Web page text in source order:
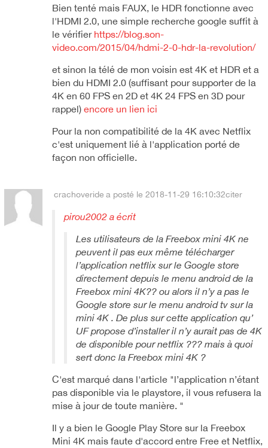
Bien tenté mais FAUX, le HDR fonctionne avec
l'HDMI 2.0, une simple recherche google suffit à
le vérifier https://blog.son-
video.com/2015/04/hdmi-2-0-hdr-la-revolution/
et sinon la télé de mon voisin est 4K et HDR et a
bien du HDMI 2.0 (suffisant pour supporter de la
4K en 60 FPS en 2D et 4K 24 FPS en 3D pour
rappel) encore un lien ici
Pour la non compatibilité de la 4K avec Netflix
c'est uniquement lié à l'application porté de
façon non officielle.
crachoveride a posté le 2018-11-29 16:10:32citer
pirou2002 a écrit
Les utilisateurs de la Freebox mini 4K ne
peuvent il pas eux même télécharger
l’application netflix sur le Google store
directement depuis le menu android de la
Freebox mini 4K?? ou alors il n’y a pas le
Google store sur le menu android tv sur la
mini 4K . De plus sur cette application qu’
UF propose d’installer il n’y aurait pas de 4K
de disponible pour netflix ??? mais à quoi
sert donc la Freebox mini 4K ?
C'est marqué dans l'article "l’application n’étant
pas disponible via le playstore, il vous refusera la
mise à jour de toute manière. "
Il y a bien le Google Play Store sur la Freebox
Mini 4K mais faute d'accord entre Free et Netflix,